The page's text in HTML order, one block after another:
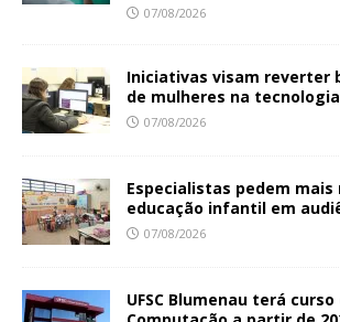
07/08/2026
Iniciativas visam reverter
de mulheres na tecnologia
07/08/2026
Especialistas pedem mais
educação infantil em
07/08/2026
UFSC Blumenau terá